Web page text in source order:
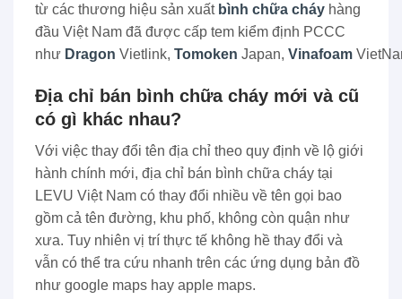
từ các thương hiệu sản xuất bình chữa cháy hàng
đầu Việt Nam đã được cấp tem kiểm định PCCC
như Dragon Vietlink, Tomoken Japan, Vinafoam
Địa chỉ bán bình chữa cháy mới và cũ
có gì khác nhau?
Với việc thay đổi tên địa chỉ theo quy định về lộ giới
hành chính mới, địa chỉ bán bình chữa cháy tại
LEVU Việt Nam có thay đổi nhiều về tên gọi bao
gồm cả tên đường, khu phố, không còn quận như
xưa. Tuy nhiên vị trí thực tế không hề thay đổi và
vẫn có thể tra cứu nhanh trên các ứng dụng bản đồ
như google maps hay apple maps.